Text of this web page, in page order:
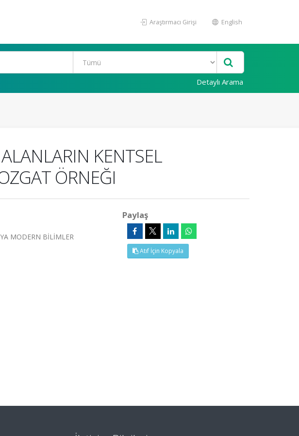
Araştırmacı Girişi English
Detaylı Arama
KENTSEL
ÖRNEĞI
MODERN BİLİMLER
Paylaş
Atıf İçin Kopyala